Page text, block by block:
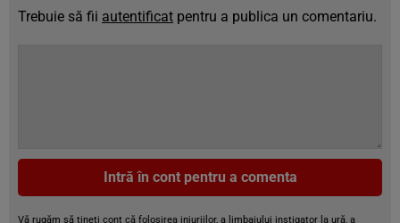
Trebuie să fii autentificat pentru a publica un comentariu.
Intră în cont pentru a comenta
Vă rugăm să țineți cont că folosirea injuriilor, a limbajului instigator la ură, a